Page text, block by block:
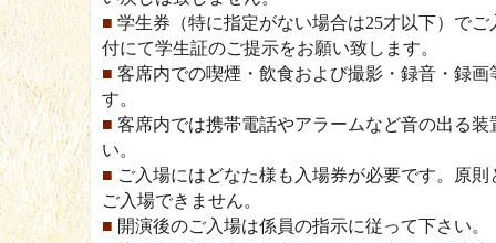
■ 学生券（特に指定がない場合は25才以下）で
付にて学生証のご提示をお願い致します。
■ 客席内での喫煙・飲食および撮影・録音・録
す。
■ 客席内では携帯電話やアラームなど音の出る
い。
■ ご入場にはどなた様も入場券が必要です。原
ご入場できません。
■ 開演後のご入場は係員の指示に従って下さい。